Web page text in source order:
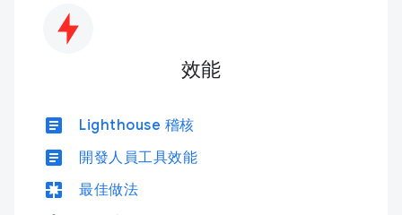
效能
article Lighthouse 稽核
article 開發人員工具效能
pages 最佳做法